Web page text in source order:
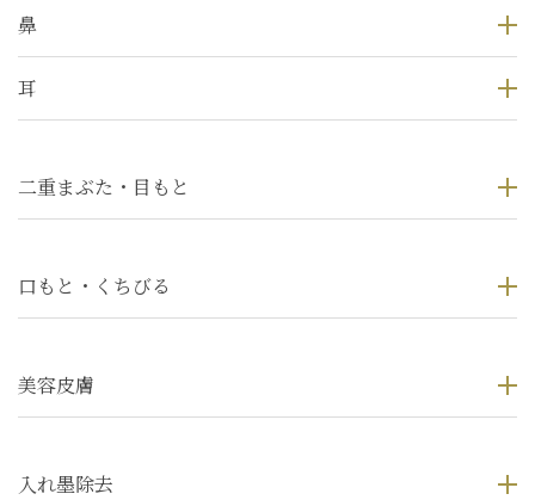
鼻
耳
二重まぶた・目もと
口もと・くちびる
美容皮膚
入れ墨除去